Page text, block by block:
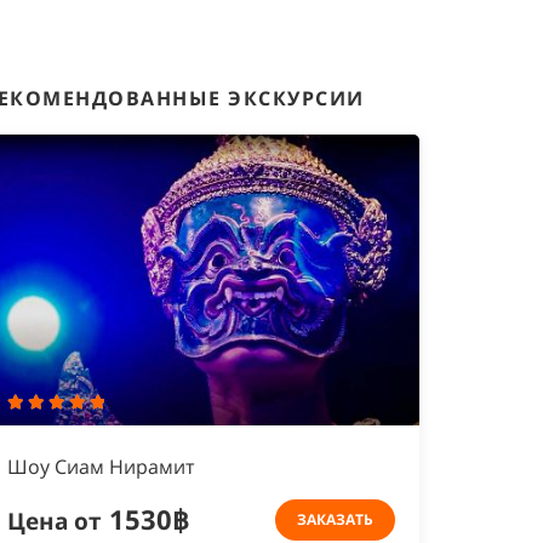
ЭКСКУРСИИ
Шоу Сиам Нирамит
Цена от 1530฿ ЗАКАЗАТЬ